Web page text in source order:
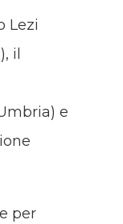
Lezi
il
e
per